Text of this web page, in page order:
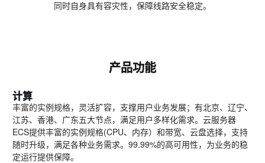
同时自身具有容灾性，保障线路安全稳定。
产品功能
计算
丰富的实例规格，灵活扩容，支撑用户业务发展；有北京、辽宁、
江苏、香港、广东五大节点，满足用户多样化需求。云服务器
ECS提供丰富的实例规格(CPU、内存）和带宽、云盘选择，支持
随时升级，满足各种业务需求。99.99%的高可用性，为业务的稳
定运行提供保障。